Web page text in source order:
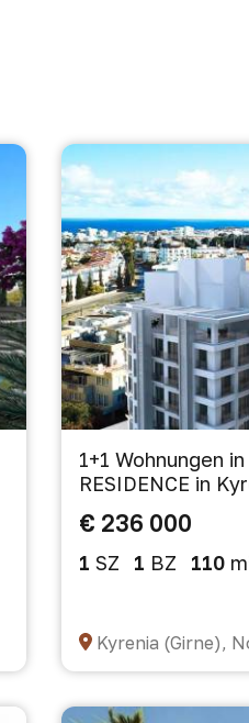
1+1 Wohnungen
RESIDENCE in
€ 236 000
1 SZ 1 BZ 110
Kyrenia (Girne),